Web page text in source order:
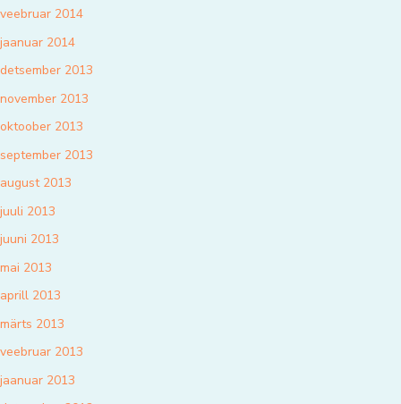
veebruar 2014
jaanuar 2014
detsember 2013
november 2013
oktoober 2013
september 2013
august 2013
juuli 2013
juuni 2013
mai 2013
aprill 2013
märts 2013
veebruar 2013
jaanuar 2013